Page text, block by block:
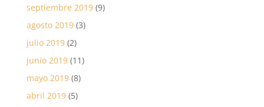
septiembre 2019(9)
agosto 2019(3)
julio 2019(2)
junio 2019(11)
mayo 2019(8)
abril 2019(5)